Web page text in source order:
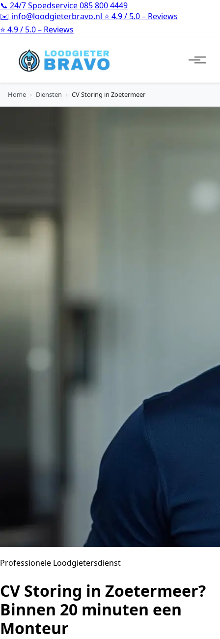
📞 24/7 Spoedservice085 800 4449
✉️ info@loodgieterbravo.nl ⭐ 4.9 / 5.0 – Reviews
⭐ 4.9 / 5.0 – Reviews
Home › Diensten › CV Storing in Zoetermeer
Professionele Loodgietersdienst
CV Storing in Zoetermeer?
Binnen 20 minuten een
Monteur